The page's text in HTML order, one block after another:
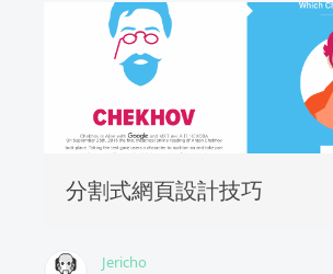
分割式網頁設計技巧
Jericho